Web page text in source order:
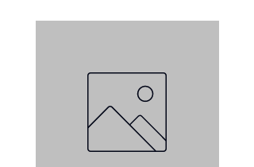
Cruelty-free
Intensiv pigmentering